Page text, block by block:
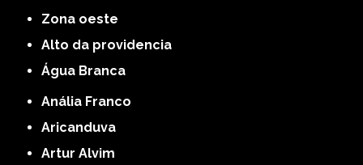
Zona oeste
alto da providencia
Água Branca
Anália Franco
Aricanduva
Artur Alvim